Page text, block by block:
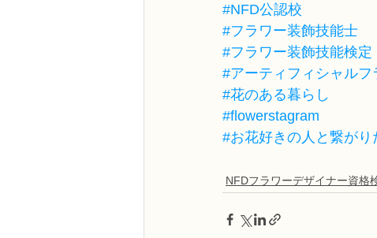
#NFD公認校
#フラワー装飾技能士
#フラワー装飾技能検定
#アーティフィシャルフ
#花のある暮らし
#flowerstagram
#お花好きの人と繋がり
NFDフラワーデザイナー資格